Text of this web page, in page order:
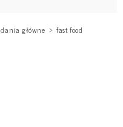
dania główne
fast food